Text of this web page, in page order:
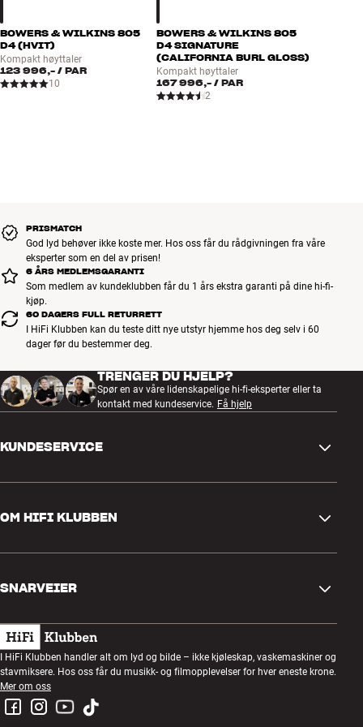
BOWERS & WILKINS 805
D4 (HVIT)
Kompakt høyttaler
123 996,- / PAR
10
BOWERS & WILKINS 805
D4 SIGNATURE
(CALIFORNIA BURL GLOSS)
Kompakt høyttaler
167 996,-/ PAR
2
PRISMATCH
God lyd behøver ikke koste mer. Hos oss får du rådgivningen fra våre
eksperter som en del av prisen!
6 ÅRS MEDLEMSGARANTI
Som medlem av kundeklubben får du 1 års ekstra garanti på dine hi-fi-
kjøp.
60 DAGERS FULL RETURRETT
I HiFi Klubben kan du teste ditt nye utstyr hjemme hos deg selv i 60
dager før du bestemmer deg.
TRENGER DU HJELP?
Spør en av våre lidenskapelige hi-fi-eksperter eller ta
kontakt med kundeservice. Få hjelp
KUNDESERVICE
Retur og reklamasjon
Angre på bestilling
Handelsbetingelser
Personvernpolicy
OM HIFI KLUBBEN
Kundeklubb
Lyttekveld
Konkurranser
Jobb i HiFi Klubben
SNARVEIER
Gavekort
Bygg med lyd
Montering og installasjon
I HiFi Klubben handler alt om lyd og bilde – ikke kjøleskap, vaskemaskiner og
stavmiksere. Hos oss får du musikk- og filmopplevelser for hver eneste krone.
Mer om oss